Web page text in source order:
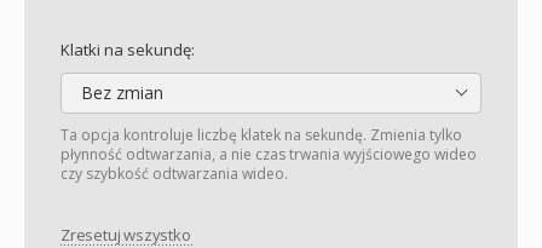
Klatki na sekundę:
Bez zmian
Ta opcja kontroluje liczbę klatek na sekundę. Zmienia tylko
płynność odtwarzania, a nie czas trwania wyjściowego wideo
czy szybkość odtwarzania wideo.
Zresetuj wszystko